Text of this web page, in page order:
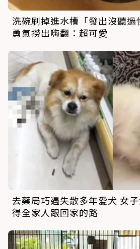
洗碗刷掉進水槽「發出沒聽過
勇氣撈出嗨翻：超可愛
去藥局巧遇失散多年愛犬 女
得全家人跟回家的路